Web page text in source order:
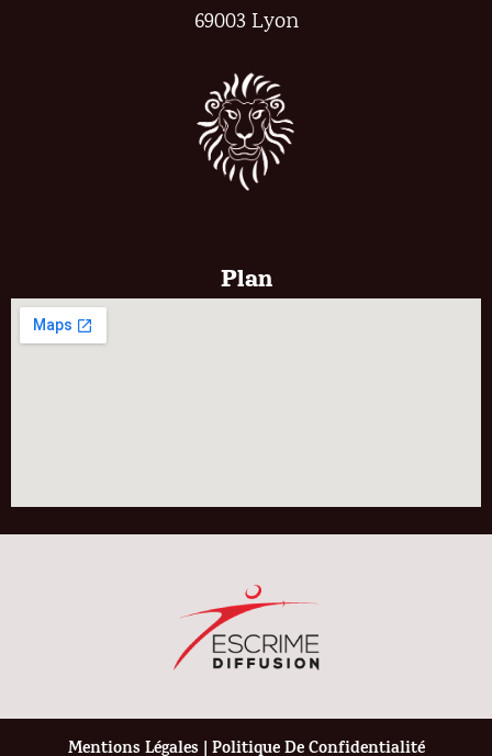
69003 Lyon
Plan
Mentions Légales | Politique De Confidentialité